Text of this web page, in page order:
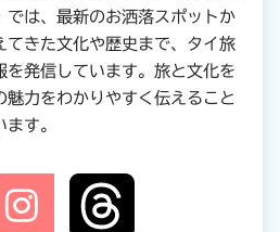
では、最新のお洒落スポットか
てきた文化や歴史まで、タイ旅
を発信しています。旅と文化を
魅力をわかりやすく伝えること
す。